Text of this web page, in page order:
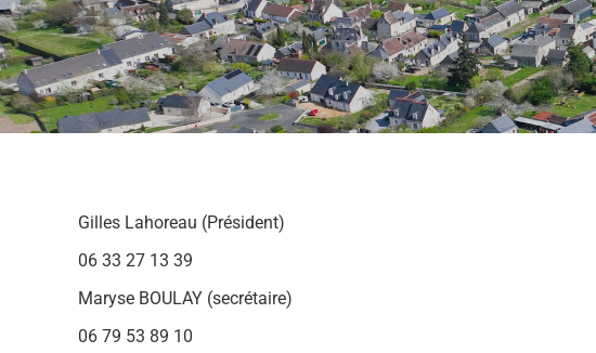
Gilles Lahoreau (Président)
06 33 27 13 39
Maryse BOULAY (secrétaire)
06 79 53 89 10